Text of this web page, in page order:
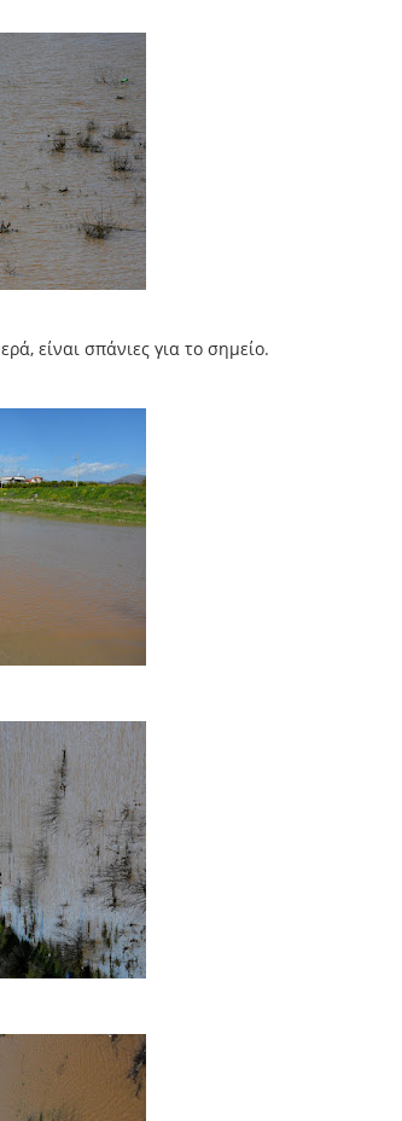
είναι σπάνιες για το σημείο.